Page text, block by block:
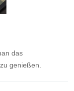
das
genießen.